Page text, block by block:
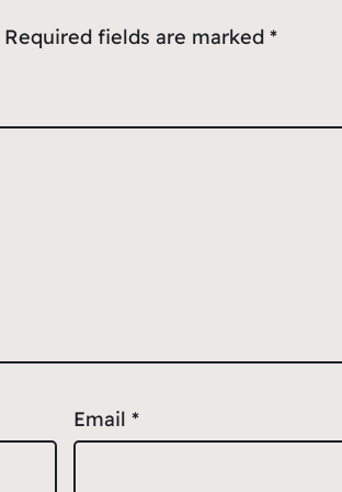
Required fields are marked *
Email *